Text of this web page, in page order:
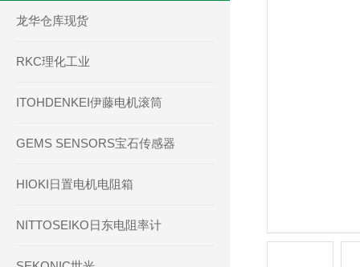
龙华仓库现货
RKC理化工业
ITOHDENKEI伊藤电机滚筒
GEMS SENSORS宝石传感器
HIOKI日置电机电阻箱
NITTOSEIKO日东电阻率计